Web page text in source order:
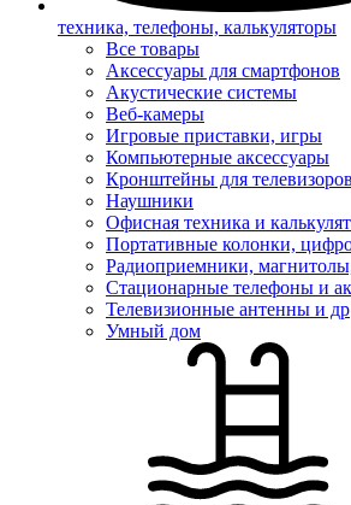
техника, телефоны, калькуляторы
Все товары
Аксессуары для смартфонов
Акустические системы
Веб-камеры
Игровые приставки, игры
Компьютерные аксессуары
Кронштейны для телевизоров
Наушники
Офисная техника и
Портативные колонки,
Радиоприемники,
Стационарные телефоны и
Телевизионные антенны и др
Умный дом